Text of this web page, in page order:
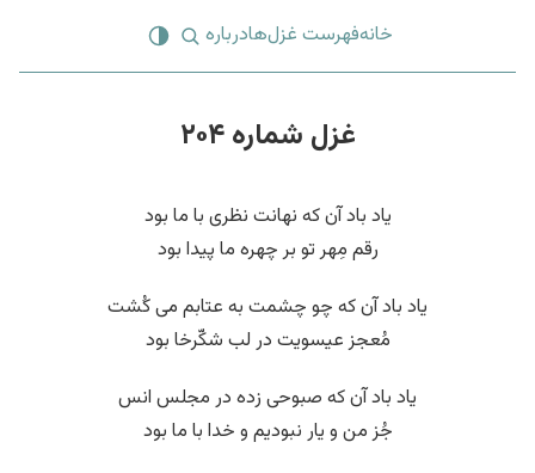
خانهفهرست غزل‌هادرباره
غزل شماره ۲۰۴
یاد باد آن که نهانت نظری با ما بود
رقم مِهر تو بر چهره ما پیدا بود
یاد باد آن که چو چشمت به عتابم می کُشت
مُعجز عیسویت در لب شکّرخا بود
یاد باد آن که صبوحی زده در مجلس انس
جُز من و یار نبودیم و خدا با ما بود